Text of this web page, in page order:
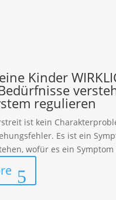
Kinder
regulieren
ist kein
Es ist ein
wofür es ein Symptom